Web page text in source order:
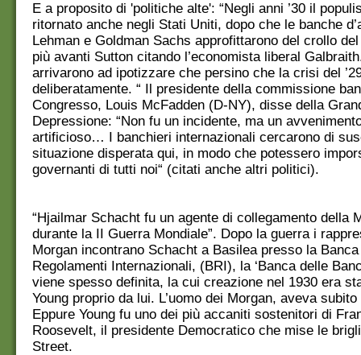
E a proposito di 'politiche alte': “Negli anni ’30 il
ritornato anche negli Stati Uniti, dopo che le banche
Lehman e Goldman Sachs approfittarono del crollo
più avanti Sutton citando l’economista liberal
arrivarono ad ipotizzare che persino che la crisi del
deliberatamente. “ Il presidente della commissione
Congresso, Louis McFadden (D-NY), disse della
Depressione: “Non fu un incidente, ma un
artificioso… I banchieri internazionali cercarono di
situazione disperata qui, in modo che potessero
governanti di tutti noi“ (citati anche altri politici).
“Hjailmar Schacht fu un agente di collegamento della
durante la II Guerra Mondiale”. Dopo la guerra i
Morgan incontrano Schacht a Basilea presso la
Regolamenti Internazionali, (BRI), la ‘Banca delle
viene spesso definita, la cui creazione nel 1930 era
Young proprio da lui. L’uomo dei Morgan, aveva subito
Eppure Young fu uno dei più accaniti sostenitori di
Roosevelt, il presidente Democratico che mise le
Street.